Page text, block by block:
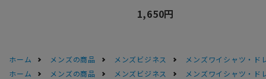
1,650円
ホーム メンズの商品 メンズビジネス
メンズワイシャツ・ド
ホーム
メンズの商品 メンズビジネス
メンズワイシャツ・ド